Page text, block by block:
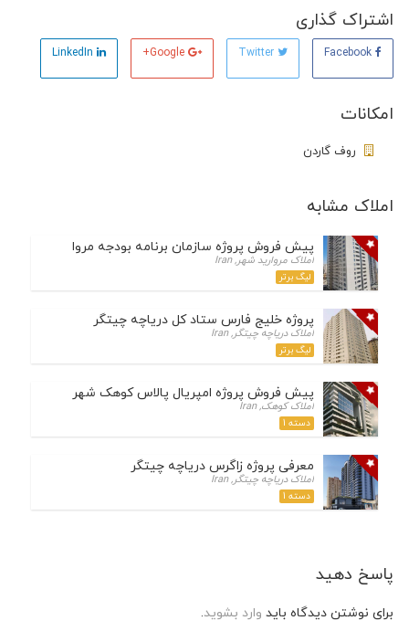
اشتراک گذاری
Twitter
Google+
LinkedIn
امکانات
روف گاردن
املاک مشابه
پیش فروش پروژه سازمان برنامه بودجه مرواریدشهر
املاک مروارید شهر, Iran
لیگ برتر
پروژه خلیج فارس ستاد کل دریاچه چیتگر
املاک دریاچه چیتگر, Iran
لیگ برتر
پیش فروش پروژه امپریال پالاس کوهک شهریور 1404
املاک کوهک, Iran
دسته 1
معرفی پروژه زاگرس دریاچه چیتگر
املاک دریاچه چیتگر, Iran
دسته 1
پاسخ دهید
برای نوشتن دیدگاه بایدوارد بشوید.